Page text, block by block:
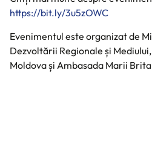
https://bit.ly/3u5zOWC
Evenimentul este organizat de
Dezvoltării Regionale și
Moldova și Ambasada Marii